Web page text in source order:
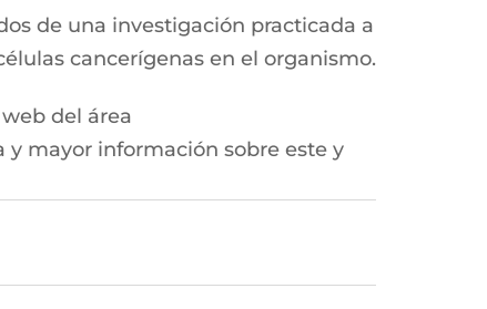
de una investigación practicada a
cancerígenas en el organismo.
del área
y mayor información sobre este y